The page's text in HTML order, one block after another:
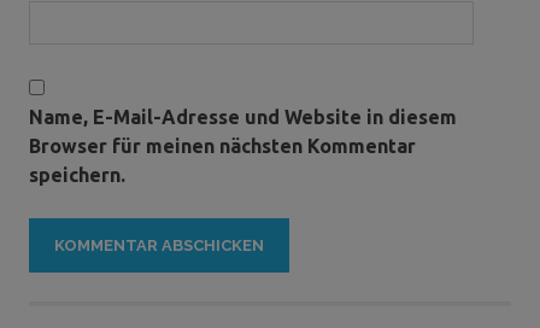
Name, E-Mail-Adresse und Website in diesem
Browser für meinen nächsten Kommentar
speichern.